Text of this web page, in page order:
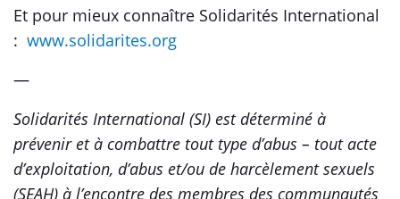
Et pour mieux connaître Solidarités International
: www.solidarites.org
—
Solidarités International (SI) est déterminé à
prévenir et à combattre tout type d’abus – tout acte
d’exploitation, d’abus et/ou de harcèlement sexuels
(SEAH) à l’encontre des membres des communautés